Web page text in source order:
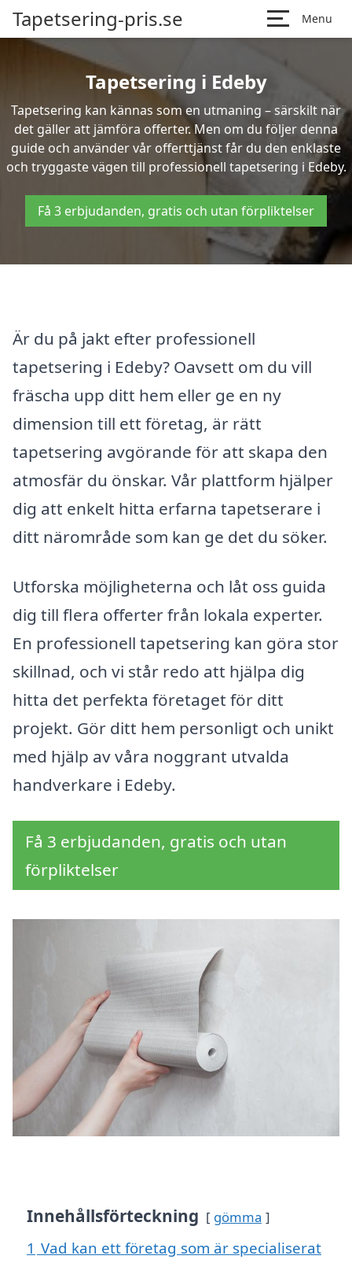
Tapetsering-pris.se Menu
Tapetsering i Edeby
Tapetsering kan kännas som en utmaning – särskilt när
det gäller att jämföra offerter. Men om du följer denna
guide och använder vår offerttjänst får du den enklaste
och tryggaste vägen till professionell tapetsering i Edeby.
Få 3 erbjudanden, gratis och utan förpliktelser
Är du på jakt efter professionell
tapetsering i Edeby? Oavsett om du vill
fräscha upp ditt hem eller ge en ny
dimension till ett företag, är rätt
tapetsering avgörande för att skapa den
atmosfär du önskar. Vår plattform hjälper
dig att enkelt hitta erfarna tapetserare i
ditt närområde som kan ge det du söker.
Utforska möjligheterna och låt oss guida
dig till flera offerter från lokala experter.
En professionell tapetsering kan göra stor
skillnad, och vi står redo att hjälpa dig
hitta det perfekta företaget för ditt
projekt. Gör ditt hem personligt och unikt
med hjälp av våra noggrant utvalda
handverkare i Edeby.
Få 3 erbjudanden, gratis och utan
förpliktelser
Innehållsförteckning gömma
1 Vad kan ett företag som är specialiserat